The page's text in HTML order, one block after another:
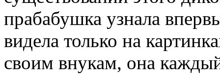
прабабушка узнала
видела только на
своим внукам, она